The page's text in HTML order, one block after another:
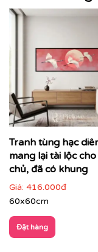
đẹp không gian
tổng thể.
Tranh tùng hạc
mang lại tài lộc
chủ, đã có khung
Giá: 416.000đ
60x60cm
Đặt hàng